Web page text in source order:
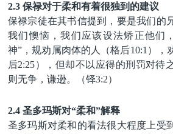
2.3 保禄对于柔和有着很独到的建议
保禄宗徒在其书信提到
，要是我们的
我们懊恼，我们应该设法矫正他们
神”，规劝属肉体的人（格后10:1 ），
后2:25），但却不以应得的刑罚对待
则无争，谦逊。（铎3:2）
2.4 圣多玛斯对“柔和”解释
圣多玛斯对柔和的看法很大程度上受